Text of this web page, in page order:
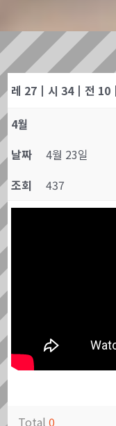
레 27┃시 34┃전
4월
날짜
4월 23일
조회
437
Total0